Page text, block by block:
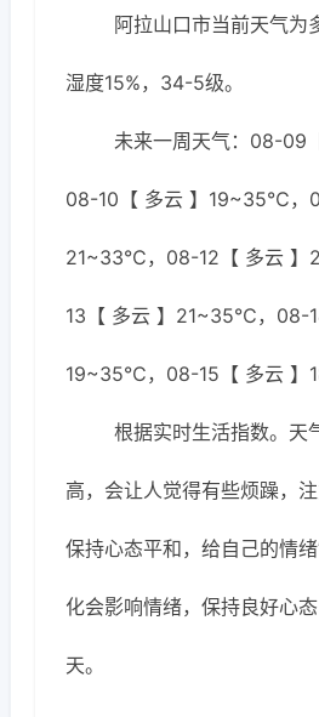
阿拉山口市当前天气为
湿度15%，34-5级。
未来一周天气：08-09
08-10【 多云 】19~35℃，
21~33℃，08-12【 多云
13【 多云 】21~35℃，08-
19~35℃，08-15【 多云 】
根据实时生活指数。天
高，会让人觉得有些烦躁，注
保持心态平和，给自己的情
化会影响情绪，保持良好心
天。